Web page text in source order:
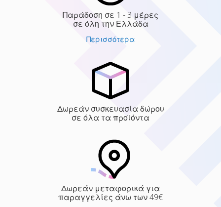
Παράδοση σε 1 - 3 μέρες
σε όλη την Ελλάδα
Περισσότερα
Δωρεάν συσκευασία δώρου
σε όλα τα προϊόντα
Δωρεάν μεταφορικά για
παραγγελίες άνω των 49€